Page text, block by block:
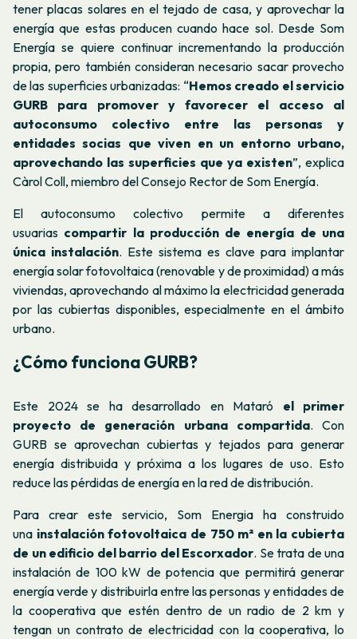
tener placas solares en el tejado de casa, y aprovechar la
energía que estas producen cuando hace sol. Desde Som
Energía se quiere continuar incrementando la producción
propia, pero también consideran necesario sacar provecho
de las superficies urbanizadas: “Hemos creado el servicio
GURB para promover y favorecer el acceso al
autoconsumo colectivo entre las personas y
entidades socias que viven en un entorno urbano,
aprovechando las superficies que ya existen”, explica
Càrol Coll, miembro del Consejo Rector de Som Energía.
El autoconsumo colectivo permite a diferentes
usuarias compartir la producción de energía de una
única instalación. Este sistema es clave para implantar
energía solar fotovoltaica (renovable y de proximidad) a más
viviendas, aprovechando al máximo la electricidad generada
por las cubiertas disponibles, especialmente en el ámbito
urbano.
¿Cómo funciona GURB?
Este 2024 se ha desarrollado en Mataró el primer
proyecto de generación urbana compartida. Con
GURB se aprovechan cubiertas y tejados para generar
energía distribuida y próxima a los lugares de uso. Esto
reduce las pérdidas de energía en la red de distribución.
Para crear este servicio, Som Energia ha construido
una instalación fotovoltaica de 750 m² en la cubierta
de un edificio del barrio del Escorxador. Se trata de una
instalación de 100 kW de potencia que permitirá generar
energía verde y distribuirla entre las personas y entidades de
la cooperativa que estén dentro de un radio de 2 km y
tengan un contrato de electricidad con la cooperativa, lo